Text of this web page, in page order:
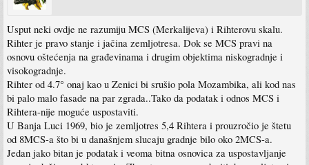
Usput neki ovdje ne razumiju MCS (Merkalijeva) i Rihterovu skalu.
Rihter je pravo stanje i jačina zemljotresa. Dok se MCS pravi na
osnovu oštećenja na građevinama i drugim objektima niskogradnje i
visokogradnje.
Rihter od 4.7° onaj kao u Zenici bi srušio pola Mozambika, ali kod nas
bi palo malo fasade na par zgrada..Tako da podatak i odnos MCS i
Rihtera-nije moguće uspostaviti.
U Banja Luci 1969, bio je zemljotres 5,4 Rihtera i prouzročio je štetu
od 8MCS-a što bi u današnjem slucaju gradnje bilo oko 2MCS-a.
Jedan jako bitan je podatak i veoma bitna osnovica za uspostavljanje